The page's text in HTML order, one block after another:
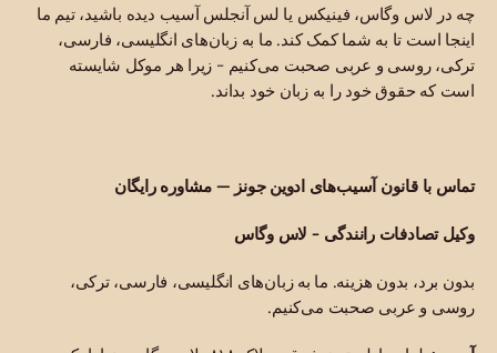
چه در لاس وگاس، فینیکس یا لس آنجلس آسیب دیده باشید، تیم ما
اینجا است تا به شما کمک کند. ما به زبان‌های انگلیسی، فارسی،
ترکی، روسی و عربی صحبت می‌کنیم - زیرا هر موکل شایسته
است که حقوق خود را به زبان خود بداند.
تماس با قانون آسیب‌های ادوین جونز — مشاوره رایگان
وکیل تصادفات رانندگی - لاس وگاس
بدون برد، بدون هزینه. ما به زبان‌های انگلیسی، فارسی، ترکی،
روسی و عربی صحبت می‌کنیم.